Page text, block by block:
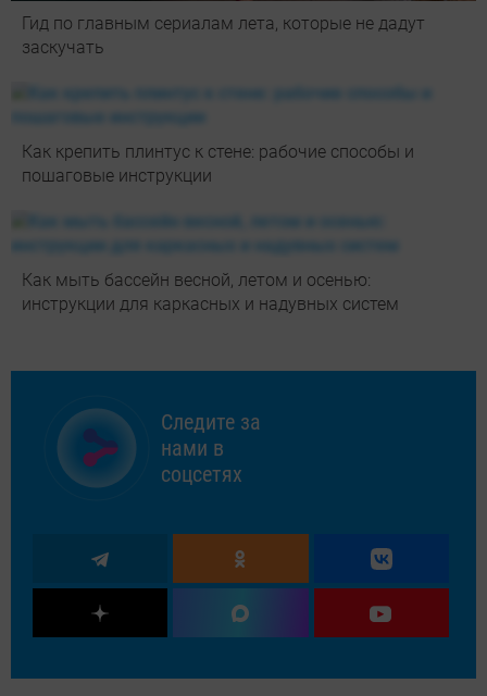
Гид по главным сериалам лета, которые не дадут
заскучать
Как крепить плинтус к стене: рабочие способы и
пошаговые инструкции
Как мыть бассейн весной, летом и осенью:
инструкции для каркасных и надувных систем
Следите за
нами в
соцсетях